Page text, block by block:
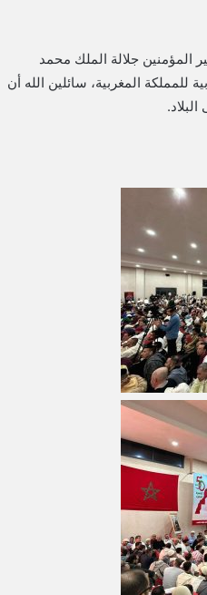
المؤمنين جلالة الملك محمد
للمملكة المغربية، سائلين الله أن